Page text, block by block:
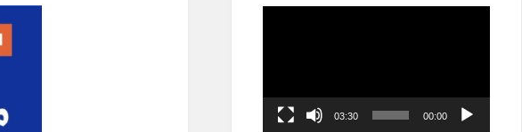
00:00
03:30